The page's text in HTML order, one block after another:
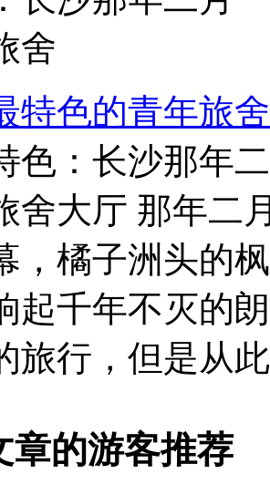
特色的青年旅
色：长沙那年
舍大厅 那年二
，橘子洲头的
起千年不灭的
旅行，但是从
章的游客推荐